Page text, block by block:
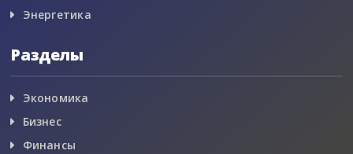
Энергетика
Разделы
Экономика
Бизнес
Финансы